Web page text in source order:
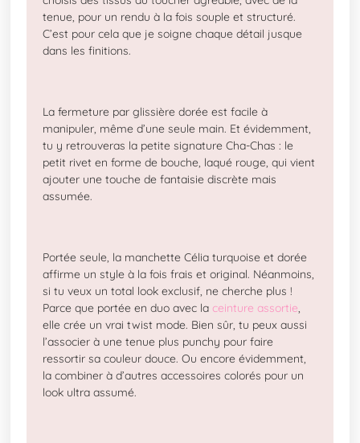
tenue, pour un rendu à la fois souple et structuré.
C’est pour cela que je soigne chaque détail jusque
dans les finitions.
La fermeture par glissière dorée est facile à
manipuler, même d’une seule main. Et évidemment,
tu y retrouveras la petite signature Cha-Chas : le
petit rivet en forme de bouche, laqué rouge, qui vient
ajouter une touche de fantaisie discrète mais
assumée.
Portée seule, la manchette Célia turquoise et dorée
affirme un style à la fois frais et original. Néanmoins,
si tu veux un total look exclusif, ne cherche plus !
Parce que portée en duo avec laceinture assortie,
elle crée un vrai twist mode. Bien sûr, tu peux aussi
l’associer à une tenue plus punchy pour faire
ressortir sa couleur douce. Ou encore évidemment,
la combiner à d’autres accessoires colorés pour un
look ultra assumé.